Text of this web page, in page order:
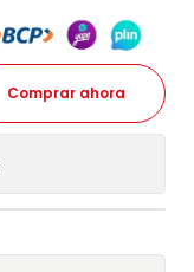
Comprar ahora